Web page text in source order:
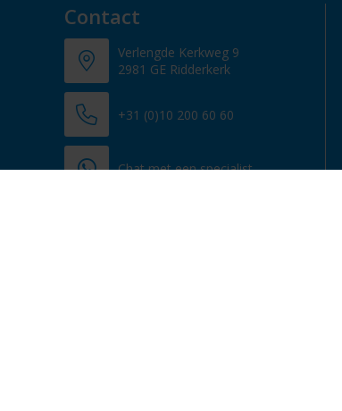
Contact
Verlengde Kerkweg 9
2981 GE Ridderkerk
+31 (0)10 200 60 60
Chat met een specialist